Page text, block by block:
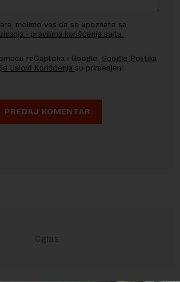
molimo vas da se upoznate sa
i pravilima korišćenja sajta.
reCaptcha i Google. Google Politika
Uslovi Korišćenja su primenjeni.